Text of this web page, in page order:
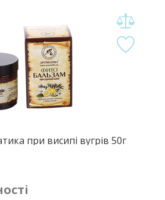
при висипі вугрів 50г